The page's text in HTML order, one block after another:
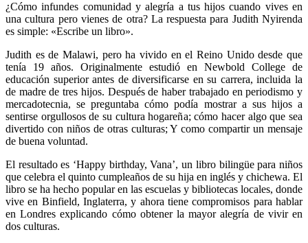
¿Cómo infundes comunidad y alegría a tus hijos cuando vives en
una cultura pero vienes de otra? La respuesta para Judith Nyirenda
es simple: «Escribe un libro».
Judith es de Malawi, pero ha vivido en el Reino Unido desde que
tenía 19 años. Originalmente estudió en Newbold College de
educación superior antes de diversificarse en su carrera, incluida la
de madre de tres hijos. Después de haber trabajado en periodismo y
mercadotecnia, se preguntaba cómo podía mostrar a sus hijos a
sentirse orgullosos de su cultura hogareña; cómo hacer algo que sea
divertido con niños de otras culturas; Y como compartir un mensaje
de buena voluntad.
El resultado es ‘Happy birthday, Vana’, un libro bilingüe para niños
que celebra el quinto cumpleaños de su hija en inglés y chichewa. El
libro se ha hecho popular en las escuelas y bibliotecas locales, donde
vive en Binfield, Inglaterra, y ahora tiene compromisos para hablar
en Londres explicando cómo obtener la mayor alegría de vivir en
dos culturas.